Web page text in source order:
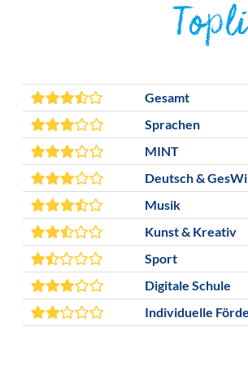
Gesamt
Sprachen
MINT
Deutsch & GesWi
Musik
Kunst & Kreativ
Sport
Digitale Schule
Individuelle